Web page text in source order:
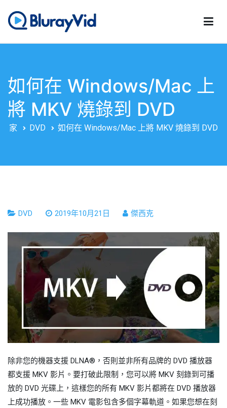
藍光影片
如何在 Windows/Mac 上
將 MKV 燒錄到 DVD
家 DVD 如何在 Windows/Mac 上將 MKV 燒錄到 DVD
DVD 2019年10月21日 傑西克
除非您的機器支援 DLNA®，否則並非所有品牌的 DVD 播放器
都支援 MKV 影片。要打破此限制，您可以將 MKV 刻錄到可播
放的 DVD 光碟上，這樣您的所有 MKV 影片都將在 DVD 播放器
上成功播放。一些 MKV 電影包含多個字幕軌道。如果您想在刻